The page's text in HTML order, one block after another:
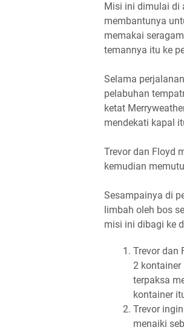
Misi ini dimulai di
membantunya
memakai
temannya itu ke
Selama
pelabuhan
ketat
mendekati kapal
Trevor dan Floyd
kemudian
Sesampainya di
limbah oleh bos
misi ini dibagi ke
Trevor dan
2 kontainer
terpaksa
kontainer
Trevor
menaiki